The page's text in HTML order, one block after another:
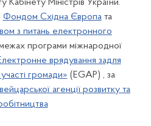
Кабінету Міністрів України.
Фондом Східна Європата
з питань електронного
програми міжнародної
врядування задля
участі громади» (EGAP) , за
агенції розвитку та